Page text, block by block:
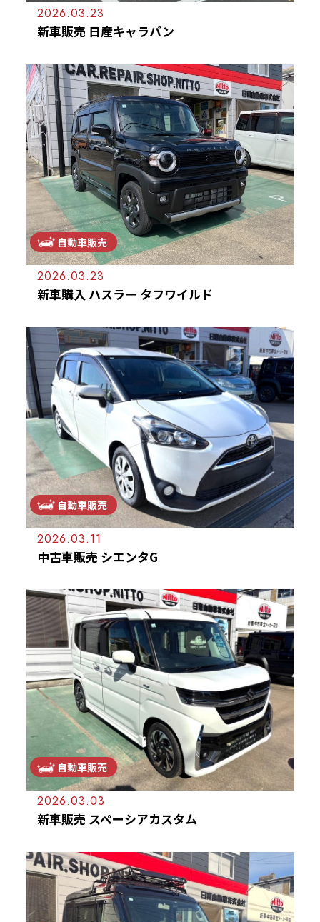
2026.03.23
新車販売 日産キャラバン
自動車販売
2026.03.23
新車購入 ハスラー タフワイルド
自動車販売
2026.03.11
中古車販売 シエンタG
自動車販売
2026.03.03
新車販売 スペーシアカスタム